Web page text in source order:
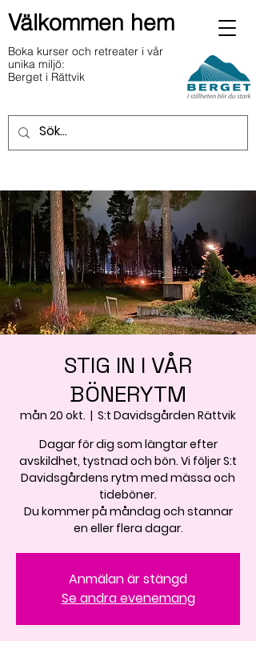
Välkommen hem
Boka kurser och retreater i vår
unika miljö:
Berget i Rättvik
STIG IN I VÅR
BÖNERYTM
mån 20 okt.
  |
S:t Davidsgården Rättvik
Dagar för dig som längtar efter
avskildhet, tystnad och bön. Vi följer S:t
Davidsgårdens rytm med mässa och
tideböner.
Du kommer på måndag och stannar
en eller flera dagar.
Anmälan är stängd
Se andra evenemang